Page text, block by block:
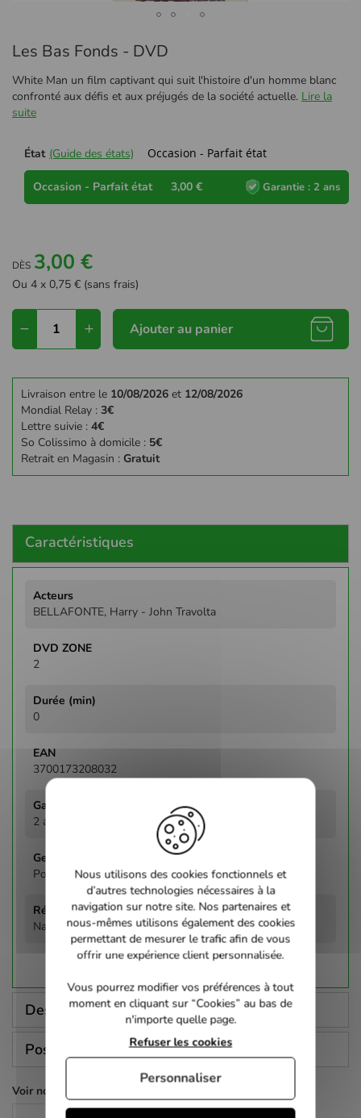
au
de
la
Galerie
Les Bas Fonds - DVD
White Man un film captivant qui suit l'histoire d'un homme blanc
confronté aux défis et aux préjugés de la société actuelle. Lire la
suite
État (Guide des états) Occasion - Parfait état
Occasion - Parfait état 3,00 € Garantie : 2 ans
DÈS 3,00 €
Ou 4 x 0,75 € (sans frais)
Ajouter au panier
Livraison entre le 10/08/2026 et 12/08/2026
Mondial Relay : 3€
Lettre suivie : 4€
So Colissimo à domicile : 5€
Retrait en Magasin : Gratuit
Caractéristiques
d'infos
BELLAFONTE, Harry - John Travolta
2
0
3700173208032
2 ans
Policier
Nakano, Desmon
Description
Poser une question
Voir nos autres pages :
Nous utilisons des cookies fonctionnels et
d’autres technologies nécessaires à la
navigation sur notre site. Nos partenaires et
nous-mêmes utilisons également des cookies
permettant de mesurer le trafic afin de vous
offrir une expérience client personnalisée.
Vous pourrez modifier vos préférences à tout
moment en cliquant sur “Cookies” au bas de
n'importe quelle page.
Refuser les cookies
Personnaliser